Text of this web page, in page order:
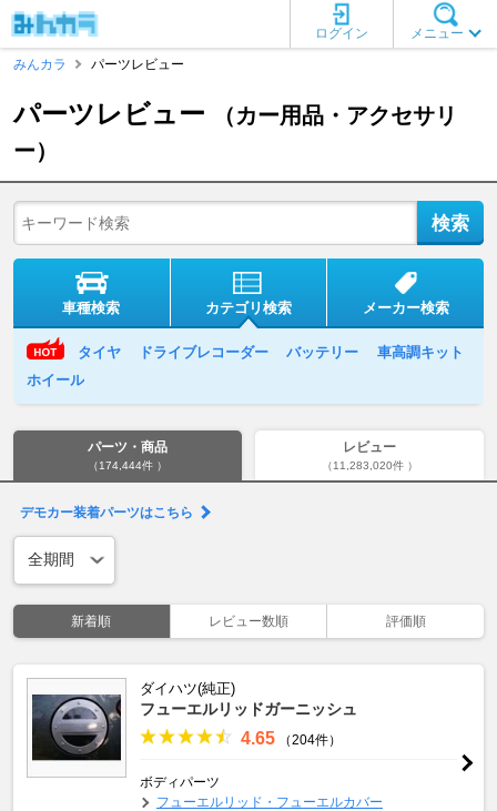
メニュー
ログイン
みんカラ
パーツレビュー
パーツレビュー
（カー用品・アクセサリ
ー）
車種検索 カテゴリ検索 メーカー検索
タイヤ ドライブレコーダー バッテリー
車高調キット
ホイール
パーツ・商品
（174,444件 ）
レビュー
（11,283,020件 ）
デモカー装着パーツはこちら
新着順 レビュー数順 評価順
ダイハツ(純正)
フューエルリッドガーニッシュ
4.65 （204件）
ボディパーツ
フューエルリッド・フューエルカバー